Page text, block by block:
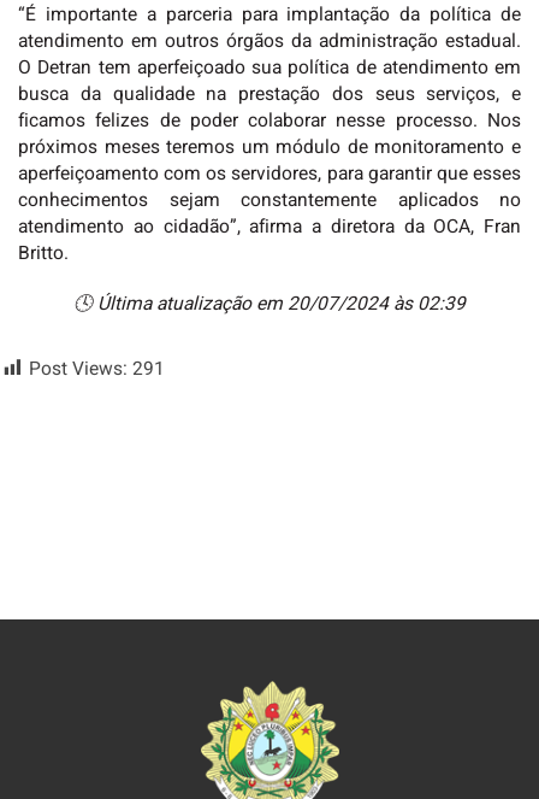
“É importante a parceria para implantação da política de
atendimento em outros órgãos da administração estadual.
O Detran tem aperfeiçoado sua política de atendimento em
busca da qualidade na prestação dos seus serviços, e
ficamos felizes de poder colaborar nesse processo. Nos
próximos meses teremos um módulo de monitoramento e
aperfeiçoamento com os servidores, para garantir que esses
conhecimentos sejam constantemente aplicados no
atendimento ao cidadão”, afirma a diretora da OCA, Fran
Britto.
🕓 Última atualização em 20/07/2024 às 02:39
Post Views: 291